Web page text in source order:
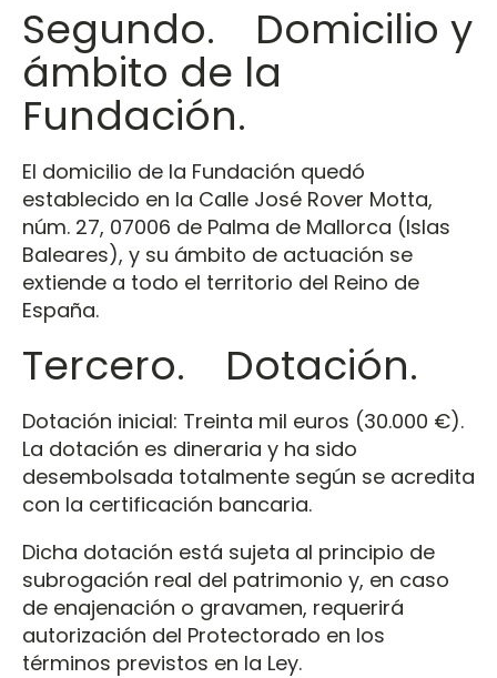
Segundo. Domicilio y
ámbito de la
Fundación.
El domicilio de la Fundación quedó
establecido en la Calle José Rover Motta,
núm. 27, 07006 de Palma de Mallorca (Islas
Baleares), y su ámbito de actuación se
extiende a todo el territorio del Reino de
España.
Tercero. Dotación.
Dotación inicial: Treinta mil euros (30.000 €).
La dotación es dineraria y ha sido
desembolsada totalmente según se acredita
con la certificación bancaria.
Dicha dotación está sujeta al principio de
subrogación real del patrimonio y, en caso
de enajenación o gravamen, requerirá
autorización del Protectorado en los
términos previstos en la Ley.